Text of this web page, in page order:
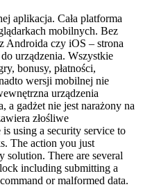
aplikacja. Cała platforma
mobilnych. Bez
Androida czy iOS – strona
urządzenia. Wszystkie
bonusy, płatności,
wersji mobilnej nie
urządzenia
a gadżet nie jest narażony na
złośliwe
using a security service to
The action you just
solution. There are several
including submitting a
or malformed data.